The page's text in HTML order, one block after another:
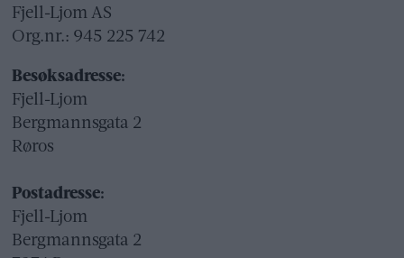
Fjell-Ljom AS
Org.nr.: 945 225 742
Besøksadresse:
Fjell-Ljom
Bergmannsgata 2
Røros
Postadresse:
Fjell-Ljom
Bergmannsgata 2